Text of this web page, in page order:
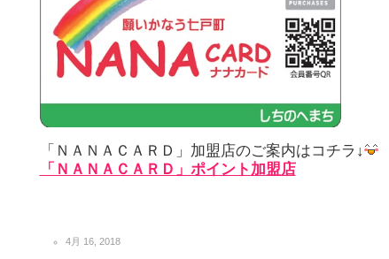
「ＮＡＮＡＣＡＲＤ」加盟店のご案内はコチラ↓
「ＮＡＮＡＣＡＲＤ」ポイント加盟店
4月 16, 2018